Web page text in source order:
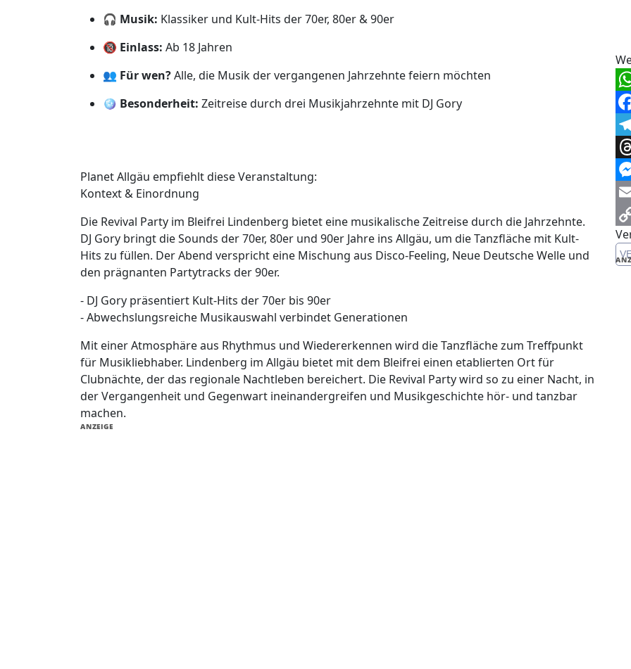
🎧 Musik: Klassiker und Kult-Hits der 70er, 80er & 90er
🔞 Einlass: Ab 18 Jahren
👥 Für wen?Alle, die Musik der vergangenen Jahrzehnte feiern möchten
🪩 Besonderheit: Zeitreise durch drei Musikjahrzehnte mit DJ Gory
Planet Allgäu empfiehlt diese Veranstaltung:
Kontext & Einordnung
Die Revival Party im Bleifrei Lindenberg bietet eine musikalische Zeitreise durch die Jahrzehnte.
DJ Gory bringt die Sounds der 70er, 80er und 90er Jahre ins Allgäu, um die Tanzfläche mit Kult-
Hits zu füllen. Der Abend verspricht eine Mischung aus Disco-Feeling, Neue Deutsche Welle und
den prägnanten Partytracks der 90er.
- DJ Gory präsentiert Kult-Hits der 70er bis 90er
- Abwechslungsreiche Musikauswahl verbindet Generationen
Mit einer Atmosphäre aus Rhythmus und Wiedererkennen wird die Tanzfläche zum Treffpunkt
für Musikliebhaber. Lindenberg im Allgäu bietet mit dem Bleifrei einen etablierten Ort für
Clubnächte, der das regionale Nachtleben bereichert. Die Revival Party wird so zu einer Nacht, in
der Vergangenheit und Gegenwart ineinandergreifen und Musikgeschichte hör- und tanzbar
machen.
ANZEIGE